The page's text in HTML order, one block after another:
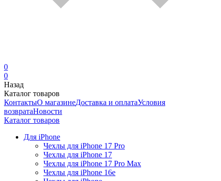
0
0
Назад
Каталог товаров
КонтактыО магазинеДоставка и оплатаУсловия
возвратаНовости
Каталог товаров
Для iPhone
Чехлы для iPhone 17 Pro
Чехлы для iPhone 17
Чехлы для iPhone 17 Pro Max
Чехлы для iPhone 16e